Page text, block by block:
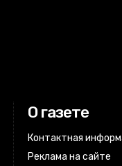
О газете
Контактная
Реклама на сайте